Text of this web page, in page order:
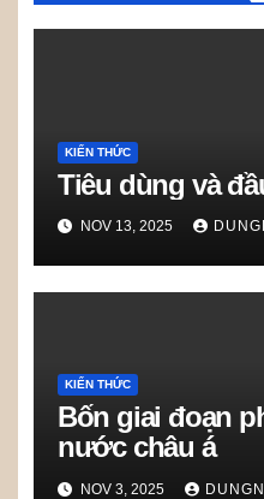
KIẾN THỨC
Tiêu dùng và
NOV 13, 2025
KIẾN THỨC
Bốn giai đoạn
nước châu á
NOV 3, 2025